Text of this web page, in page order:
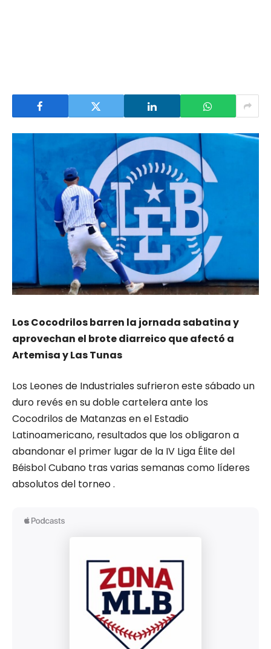
Los Cocodrilos barren la jornada sabatina y
aprovechan el brote diarreico que afectó a
Artemisa y Las Tunas
Los Leones de Industriales sufrieron este sábado un
duro revés en su doble cartelera ante los
Cocodrilos de Matanzas en el Estadio
Latinoamericano, resultados que los obligaron a
abandonar el primer lugar de la IV Liga Élite del
Béisbol Cubano tras varias semanas como líderes
absolutos del torneo .